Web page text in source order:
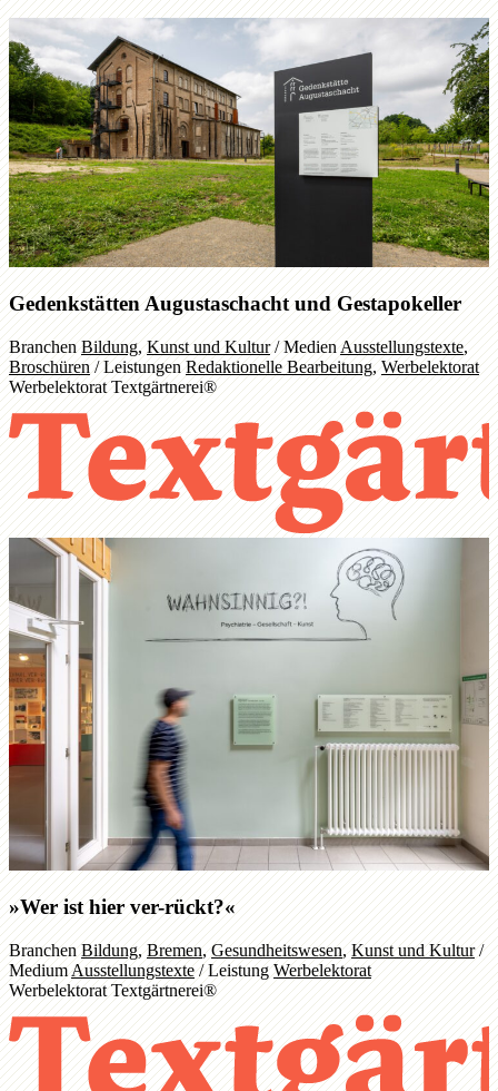
Gedenkstätten Augustaschacht und Gestapokeller
BranchenBildung,Kunst und Kultur/MedienAusstellungstexte,
Broschüren/LeistungenRedaktionelle Bearbeitung,Werbelektorat
Werbelektorat Textgärtnerei®
»Wer ist hier ver-rückt?«
BranchenBildung,Bremen,Gesundheitswesen,Kunst und Kultur/
MediumAusstellungstexte/LeistungWerbelektorat
Werbelektorat Textgärtnerei®